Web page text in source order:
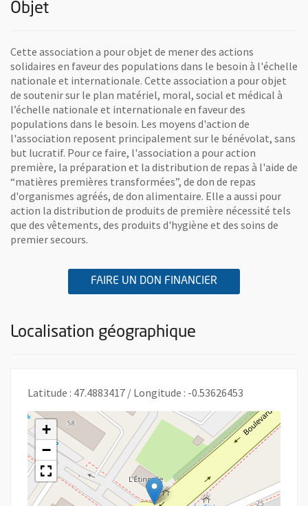
Objet
Cette association a pour objet de mener des actions
solidaires en faveur des populations dans le besoin à l'échelle
nationale et internationale. Cette association a pour objet
de soutenir sur le plan matériel, moral, social et médical à
l’échelle nationale et internationale en faveur des
populations dans le besoin. Les moyens d'action de
l'association reposent principalement sur le bénévolat, sans
but lucratif. Pour ce faire, l'association a pour action
première, la préparation et la distribution de repas à l'aide de
“matières premières transformées”, de don de repas
d'organismes agréés, de don alimentaire. Elle a aussi pour
action la distribution de produits de première nécessité tels
que des vêtements, des produits d'hygiène et des soins de
premier secours.
FAIRE UN DON FINANCIER
Localisation géographique
Latitude : 47.4883417 / Longitude : -0.53626453
+
−